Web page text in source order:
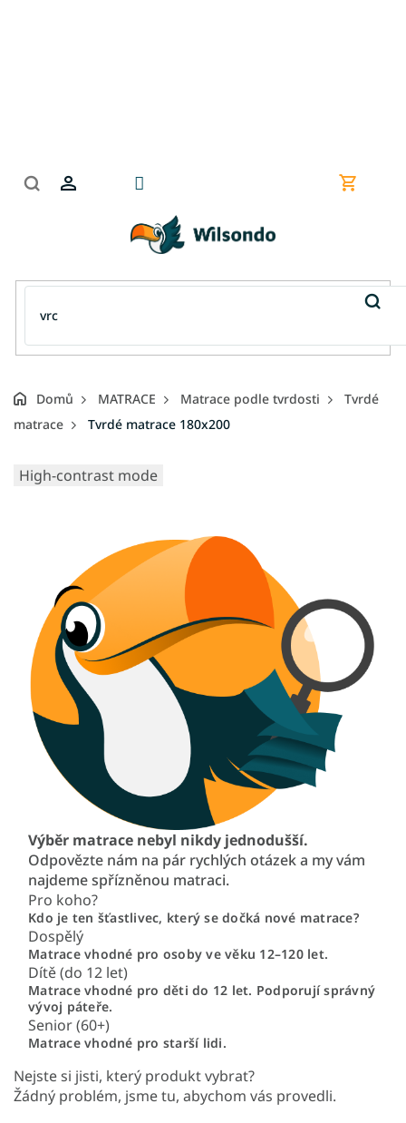
Nákupní
Domů MATRACE Matrace podle tvrdosti
Tvrdé
matrace
Tvrdé matrace 180x200
High-contrast mode
Výběr matrace nebyl nikdy jednodušší.
Odpovězte nám na pár rychlých otázek a my vám
najdeme spřízněnou matraci.
Pro koho?
Kdo je ten šťastlivec, který se dočká nové matrace?
Dospělý
Matrace vhodné pro osoby ve věku 12–120 let.
Dítě (do 12 let)
Matrace vhodné pro děti do 12 let. Podporují správný
vývoj páteře.
Senior (60+)
Matrace vhodné pro starší lidi.
Nejste si jisti, který produkt vybrat?
Žádný problém, jsme tu, abychom vás provedli.